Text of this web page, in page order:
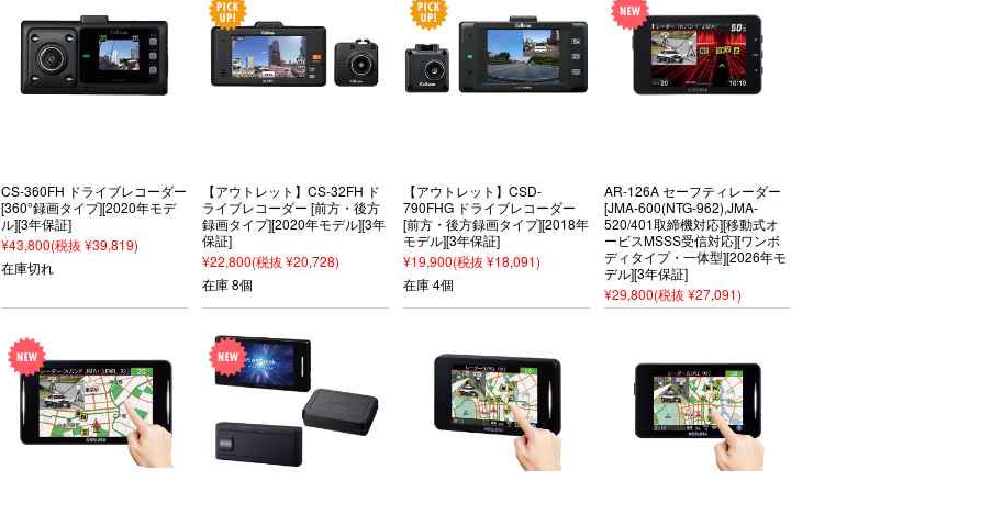
CS-360FH ドライブレコーダー
[360°録画タイプ][2020年モデ
ル][3年保証]
¥43,800(税抜 ¥39,819)
在庫切れ
【アウトレット】CS-32FH ド
ライブレコーダー [前方・後方
録画タイプ][2020年モデル][3年
保証]
¥22,800(税抜 ¥20,728)
在庫 8個
【アウトレット】CSD-
790FHG ドライブレコーダー
[前方・後方録画タイプ][2018年
モデル][3年保証]
¥19,900(税抜 ¥18,091)
在庫 4個
AR-126A セーフティレーダー
[JMA-600(NTG-962),JMA-
520/401取締機対応][移動式オ
ービスMSSS受信対応][ワンボ
ディタイプ・一体型][2026年モ
デル][3年保証]
¥29,800(税抜 ¥27,091)